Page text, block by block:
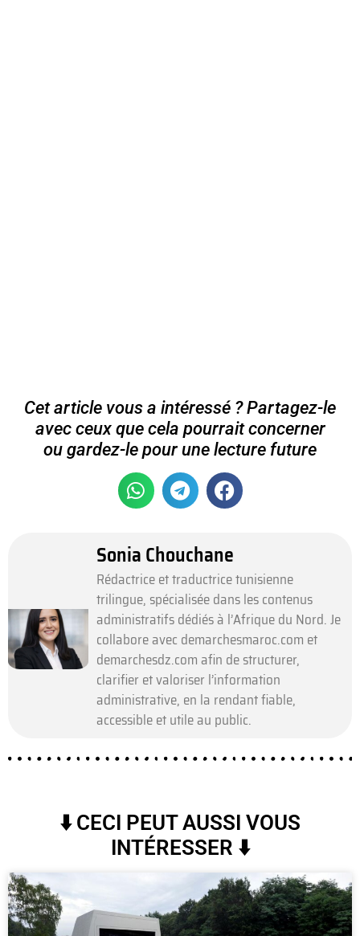
Cet article vous a intéressé ? Partagez-le
avec ceux que cela pourrait concerner
ou gardez-le pour une lecture future
Sonia Chouchane
Rédactrice et traductrice tunisienne
trilingue, spécialisée dans les contenus
administratifs dédiés à l’Afrique du Nord. Je
collabore avec demarchesmaroc.com et
demarchesdz.com afin de structurer,
clarifier et valoriser l’information
administrative, en la rendant fiable,
accessible et utile au public.
⬇️ CECI PEUT AUSSI VOUS
INTÉRESSER ⬇️